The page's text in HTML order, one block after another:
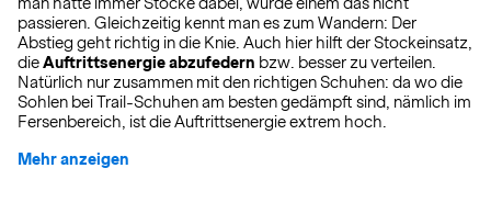
passieren. Gleichzeitig kennt man es zum Wandern: Der
Abstieg geht richtig in die Knie. Auch hier hilft der Stockeinsatz,
dieAuftrittsenergie abzufedern bzw. besser zu verteilen.
Natürlich nur zusammen mit den richtigen Schuhen: da wo die
Sohlen bei Trail-Schuhen am besten gedämpft sind, nämlich im
Fersenbereich, ist die Auftrittsenergie extrem hoch.
Mehr anzeigen